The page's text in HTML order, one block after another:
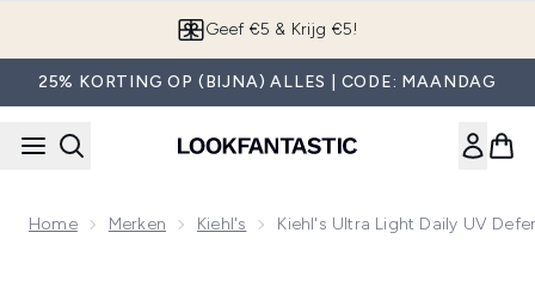
App downloaden
25% KORTING OP (BIJNA) ALLES | CODE: MAANDAG
Home Merken Kiehl's Kiehl's Ultra Light Daily UV